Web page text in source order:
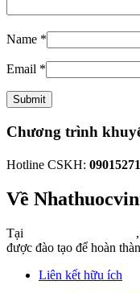
Name *
Email *
Chương trình
Hotline CSKH:
Về
Tại
được đào tạo để hoàn
Liên kết hữu ích